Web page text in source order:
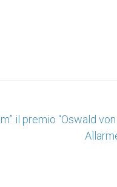
il premio “Oswald